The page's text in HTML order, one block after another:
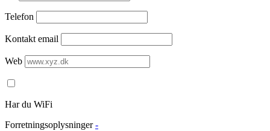
Telefon
Kontakt email
Web
Har du WiFi
Forretningsoplysninger -